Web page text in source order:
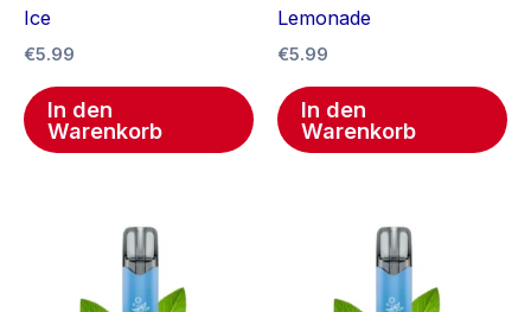
Ice
€5.99
In den
Warenkorb
Lemonade
€5.99
In den
Warenkorb